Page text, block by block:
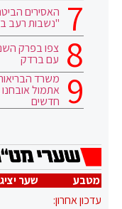
האסירים
"נשבות רעב
צפו בפרק
עם ברדק
משרד
חדשים
מטבע שער יציג
עדכון אחרון: